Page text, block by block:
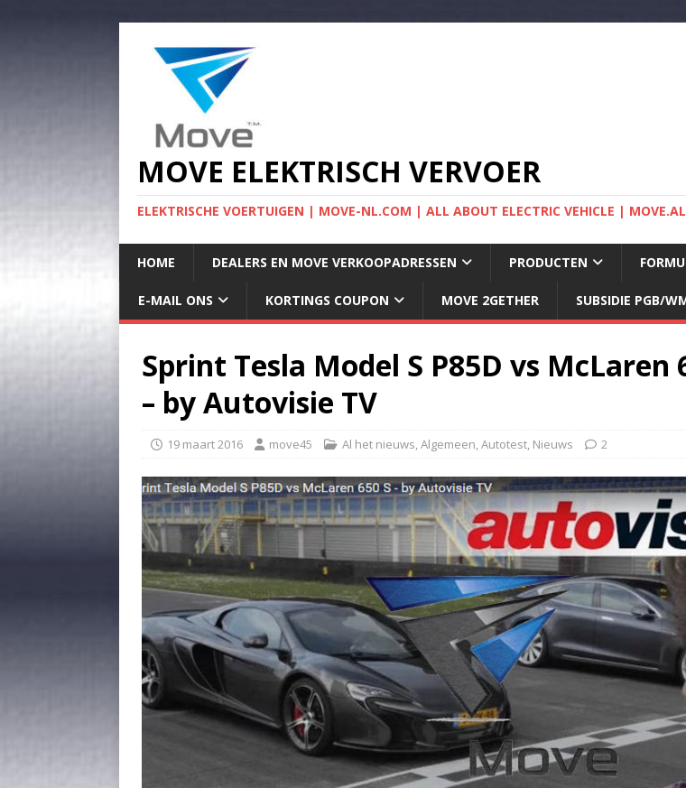
MOVE ELEKTRISCH VERVOER
ELEKTRISCHE VOERTUIGEN | MOVE-NL.COM | ALL ABOUT ELECTRIC VEHICLE | MOVE.AL
HOME DEALERS EN MOVE VERKOOPADRESSEN PRODUCTEN
E-MAIL ONS KORTINGS COUPON MOVE 2GETHER SUBSIDIE PGB/
Sprint Tesla Model S P85D vs McLaren
– by Autovisie TV
19 maart 2016 move45 Al het nieuws,Algemeen,Autotest, Nieuws 2